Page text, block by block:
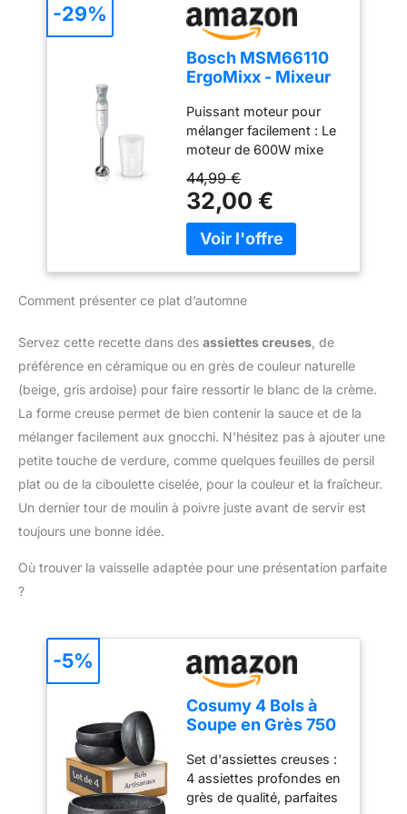
des résultats rapides et
des performances de
mixage optimales
MIXEUR FACILE À
CONTRÔLER : poignée
déclenchement
progressif de deux
vitesses, afin de maîtriser
la texture de vos
préparations AUCUNE
SALISSURE NI
ÉCLABOUSSURE : un
pied anti-éclaboussure
permet de garder votre
plan de travail de la
vaisselle REPARABILITE
15 ANS AU JUSTE PRIX :
Engagement de
réparabilité 15 ans au
réseau de 6200
réparateurs dans le
monde, pour contribuer
à la protection de
ACCESSOIRE INCLUS :
verre doseur de 800 ml
Bosch MSM66110
ErgoMixx - Mixeur
vitesses
Puissant moteur pour
mélanger facilement : Le
moteur de 600W mixe
sans effort les
ingrédients les plus durs
; préparez de
nombreuses recettes
grâce à une large gamme
vitesses et bouton turbo
ajustez facilement la
puissance pour un
résultat exceptionnel,
tout en utilisant une
seule main Mixage
pratique et efficace : Le
couteau QuattroBlade en
mélange lisse et
homogène, avec moins
Accessoire polyvalent
ingrédients, simplifiant la
préparation des repas
Contenu de la livraison :
Mixeur plongeant
vitesses et gobelet
doseur
44,99 €
32,00 €
-29%
Comment présenter ce plat d’automne
Servez cette recette dans des assiettes creuses , de
préférence en céramique ou en grès de couleur naturelle
(beige, gris ardoise) pour faire ressortir le blanc de la crème.
La forme creuse permet de bien contenir la sauce et de la
mélanger facilement aux gnocchi. N’hésitez pas à ajouter une
petite touche de verdure, comme quelques feuilles de persil
plat ou de la ciboulette ciselée, pour la couleur et la fraîcheur.
Un dernier tour de moulin à poivre juste avant de servir est
toujours une bonne idée.
Où trouver la vaisselle adaptée pour une présentation parfaite
?
Cosumy 4 Bols à
Soupe en Grès 750
Creuse – Petit
Déjeuner
Set d'assiettes creuses :
4 assiettes profondes en
grès de qualité, parfaites
-5%